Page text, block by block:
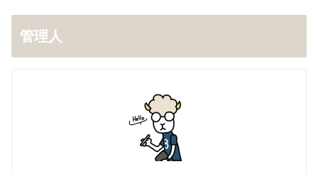
管理人